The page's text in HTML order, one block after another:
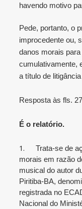
havendo motivo
Pede, portanto, o
improcedente ou,
danos morais
cumulativamente,
a título de
Resposta às fls.
É o relatório.
1.
Trata-se de
morais em razão
musical do autor
Piritiba-BA,
registrada no
Nacional do